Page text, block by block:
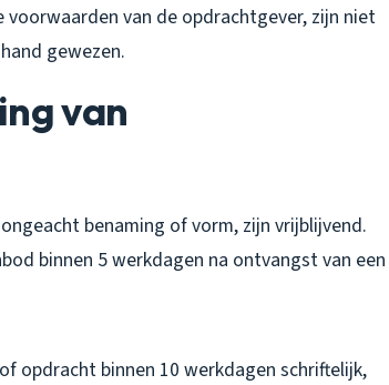
van de opdrachtgever, zijn niet
gewezen.
van
benaming of vorm, zijn vrijblijvend.
binnen 5 werkdagen na ontvangst van een
opdracht binnen 10 werkdagen schriftelijk,